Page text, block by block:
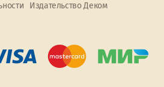
Издательство Деком